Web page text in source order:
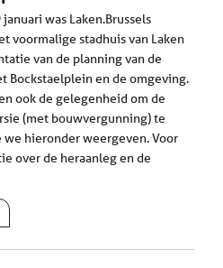
was Laken.Brussels
voormalige stadhuis van Laken
van de planning van de
Bockstaelplein en de omgeving.
ook de gelegenheid om de
(met bouwvergunning) te
hieronder weergeven. Voor
over de heraanleg en de